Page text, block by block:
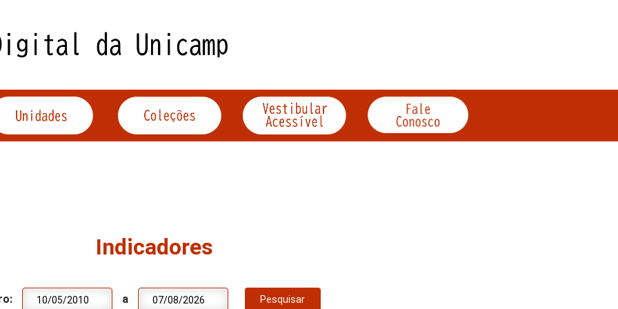
Indicadores
a